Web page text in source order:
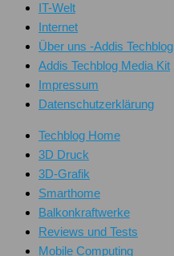
IT-Welt
Internet
Über uns -Addis Techblog
Addis Techblog Media Kit
Impressum
Datenschutzerklärung
Techblog Home
3D Druck
3D-Grafik
Smarthome
Balkonkraftwerke
Reviews und Tests
Mobile Computing